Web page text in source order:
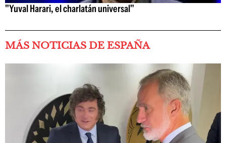
"Yuval Harari, el charlatán universal"
MÁS NOTICIAS DE ESPAÑA